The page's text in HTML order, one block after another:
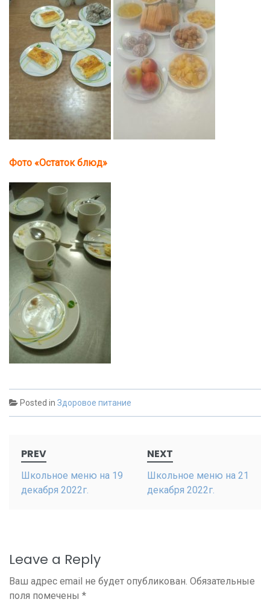
Фото «Остаток блюд»
Posted in Здоровое питание
navigation
PREV
Школьное меню на 19
декабря 2022г.
NEXT
Школьное меню на 21
декабря 2022г.
Leave a Reply
Ваш адрес email не будет опубликован. Обязательные
поля помечены *